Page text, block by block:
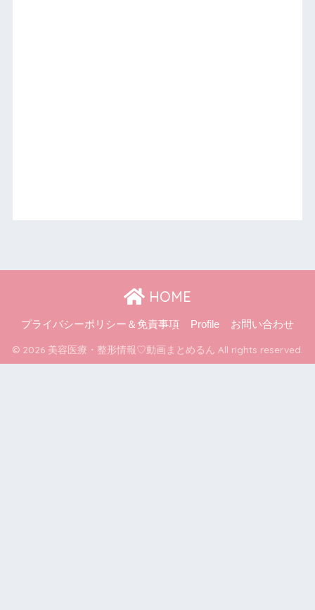
HOME
プライバシーポリシー＆免責事項 Profile お問い合わせ
© 2026 美容医療・整形情報♡動画まとめるん All rights reserved.